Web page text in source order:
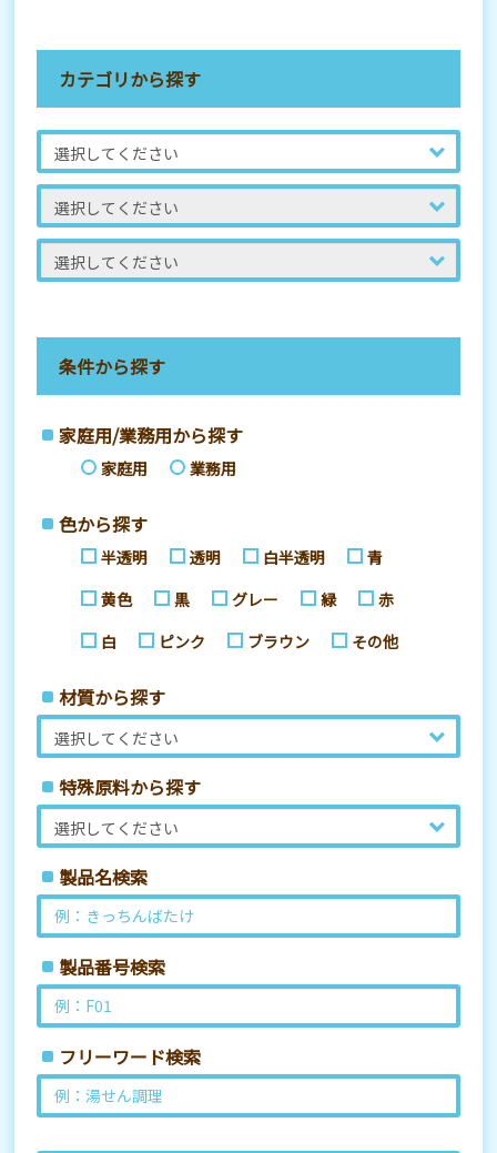
カテゴリから探す
条件から探す
家庭用/業務用から探す
家庭用 業務用
色から探す
半透明 透明 白半透明
青
黄色
黒 グレー 緑
赤
白
ピンク ブラウン その他
材質から探す
特殊原料から探す
製品名検索
製品番号検索
フリーワード検索